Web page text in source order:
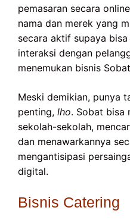
pemasaran secara
nama dan merek yang
secara aktif supaya
interaksi dengan
menemukan bisnis
Meski demikian, punya
penting, lho. Sobat bisa
sekolah-sekolah,
dan menawarkannya
mengantisipasi
digital.
Bisnis Catering